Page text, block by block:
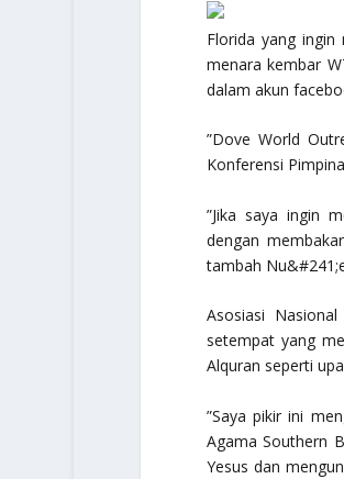
Florida yang ingin
menara kembar
dalam akun
”Dove World
Konferensi
”Jika saya ingin
dengan
tambah
Asosiasi
setempat yang
Alquran seperti
”Saya pikir ini
Agama Southern
Yesus dan